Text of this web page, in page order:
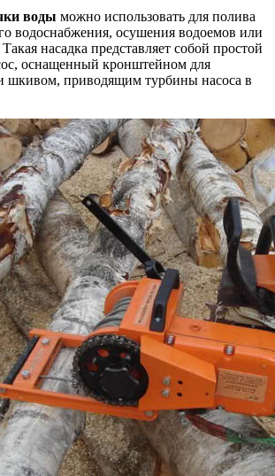
воды можно использовать для полива
водоснабжения, осушения водоемов или
насадка представляет собой простой
оснащенный кронштейном для
шкивом, приводящим турбины насоса в